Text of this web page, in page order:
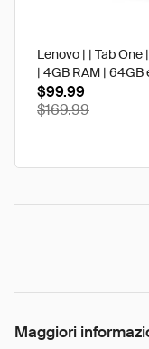
Lenovo | | Tab One
| 4GB RAM | 64GB
Grey | Best Buy
$99.99
$169.99
Maggiori